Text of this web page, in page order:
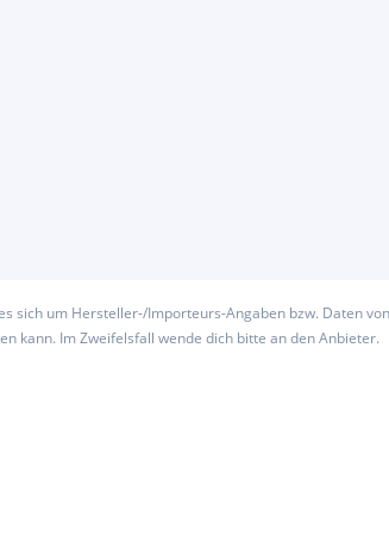
sich um Hersteller-/Importeurs-Angaben bzw. Daten von
kann. Im Zweifelsfall wende dich bitte an den Anbieter.